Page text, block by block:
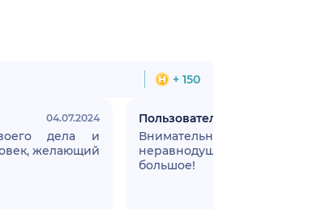
+ 150
04.07.2024
дела и
желающий
Пользователь НаПоправку
Внимательный,
неравнодушный врач!
большое!